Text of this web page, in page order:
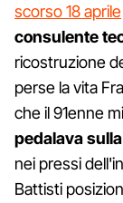
scorso 18 aprile
consulente
ricostruzione
perse la vita
che il 91enne
pedalava
nei pressi
Battisti